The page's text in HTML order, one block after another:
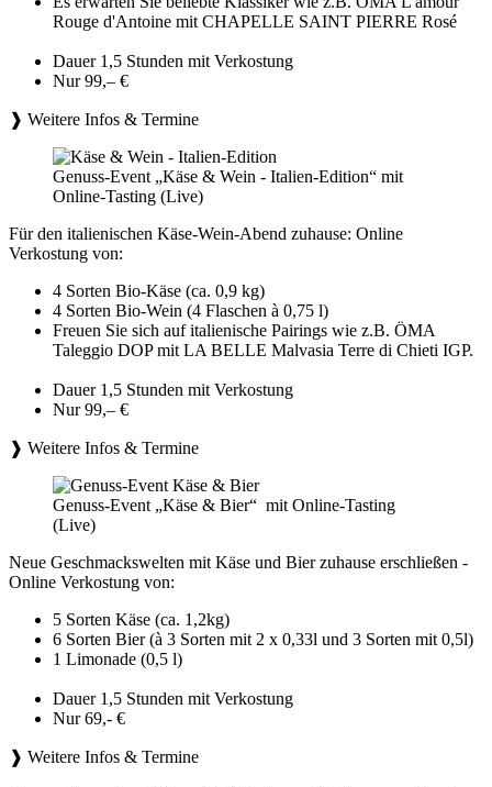
Rouge d'Antoine mit CHAPELLE SAINT PIERRE Rosé
Dauer 1,5 Stunden mit Verkostung
Nur 99,– €
❱ Weitere Infos & Termine
Genuss-Event „Käse & Wein - Italien-Edition“ mit
Online-Tasting (Live)
Für den italienischen Käse-Wein-Abend zuhause: Online
Verkostung von:
4 Sorten Bio-Käse (ca. 0,9 kg)
4 Sorten Bio-Wein (4 Flaschen à 0,75 l)
Freuen Sie sich auf italienische Pairings wie z.B. ÖMA
Taleggio DOP mit LA BELLE Malvasia Terre di Chieti IGP.
Dauer 1,5 Stunden mit Verkostung
Nur 99,– €
❱ Weitere Infos & Termine
Genuss-Event „Käse & Bier“ mit Online-Tasting
(Live)
Neue Geschmackswelten mit Käse und Bier zuhause erschließen -
Online Verkostung von:
5 Sorten Käse (ca. 1,2kg)
6 Sorten Bier (à 3 Sorten mit 2 x 0,33l und 3 Sorten mit 0,5l)
1 Limonade (0,5 l)
Dauer 1,5 Stunden mit Verkostung
Nur 69,- €
❱ Weitere Infos & Termine